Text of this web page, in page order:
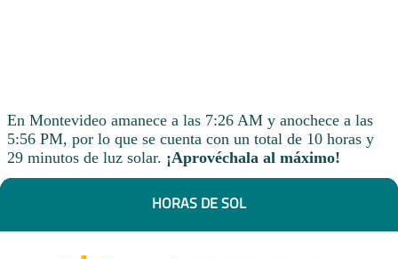
En Montevideo amanece a las 7:26 AM y anochece a las
5:56 PM, por lo que se cuenta con un total de 10 horas y
29 minutos de luz solar. ¡Aprovéchala al máximo!
HORAS DE SOL